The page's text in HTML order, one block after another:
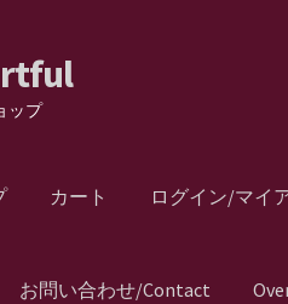
ップ
カート ログイン/マイ
お問い合わせ/Contact